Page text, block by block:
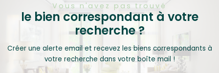
Vous n'avez pas trouvé
le bien correspondant à votre
recherche ?
Créer une alerte email et recevez les biens correspondants à
votre recherche dans votre boîte mail !